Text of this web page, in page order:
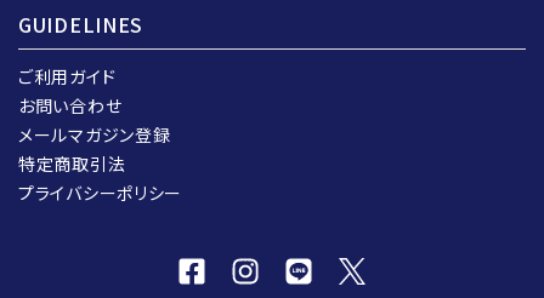
GUIDELINES
ご利用ガイド
お問い合わせ
メールマガジン登録
特定商取引法
プライバシーポリシー